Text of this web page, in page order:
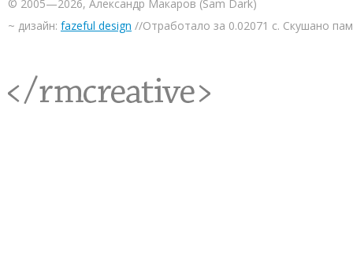
© 2005—2026, Александр Макаров (Sam Dark)
~ дизайн: fazeful design //Отработало за 0.02071 с. Скушано
<rmcreative/>